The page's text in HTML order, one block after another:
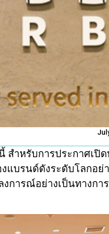
สำหรับการประกาศเปิ
แบรนด์ดังระดับโลกอย่
งการณ์อย่างเป็นทางกา